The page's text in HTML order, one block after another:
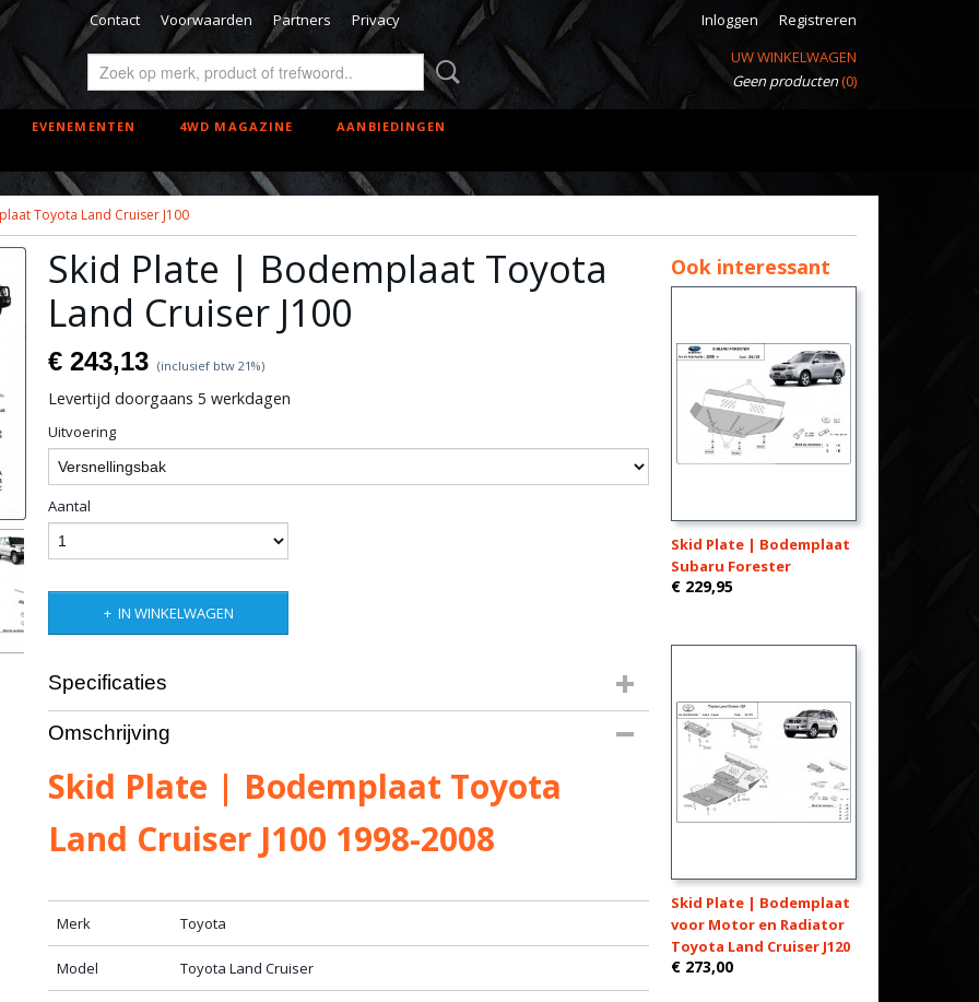
Contact Voorwaarden Partners Privacy Inloggen
Registreren
UW WINKELWAGEN
Geen producten(0)
EVENEMENTEN 4WD MAGAZINE AANBIEDINGEN
Toyota Land Cruiser J100
Skid Plate | Bodemplaat Toyota
Land Cruiser J100
€ 243,13 (inclusief btw 21%)
Levertijd doorgaans 5 werkdagen
Uitvoering
Aantal
IN WINKELWAGEN
Specificaties
Productcode
Bruto gewicht
Omschrijving
Skid Plate | Bodemplaat Toyota
Land Cruiser J100 1998-2008
Merk Toyota
Model Toyota Land Cruiser
Ook interessant
Skid Plate | Bodemplaat
Subaru Forester
€ 229,95
Skid Plate | Bodemplaat
voor Motor en Radiator
Toyota Land Cruiser J120
€ 273,00